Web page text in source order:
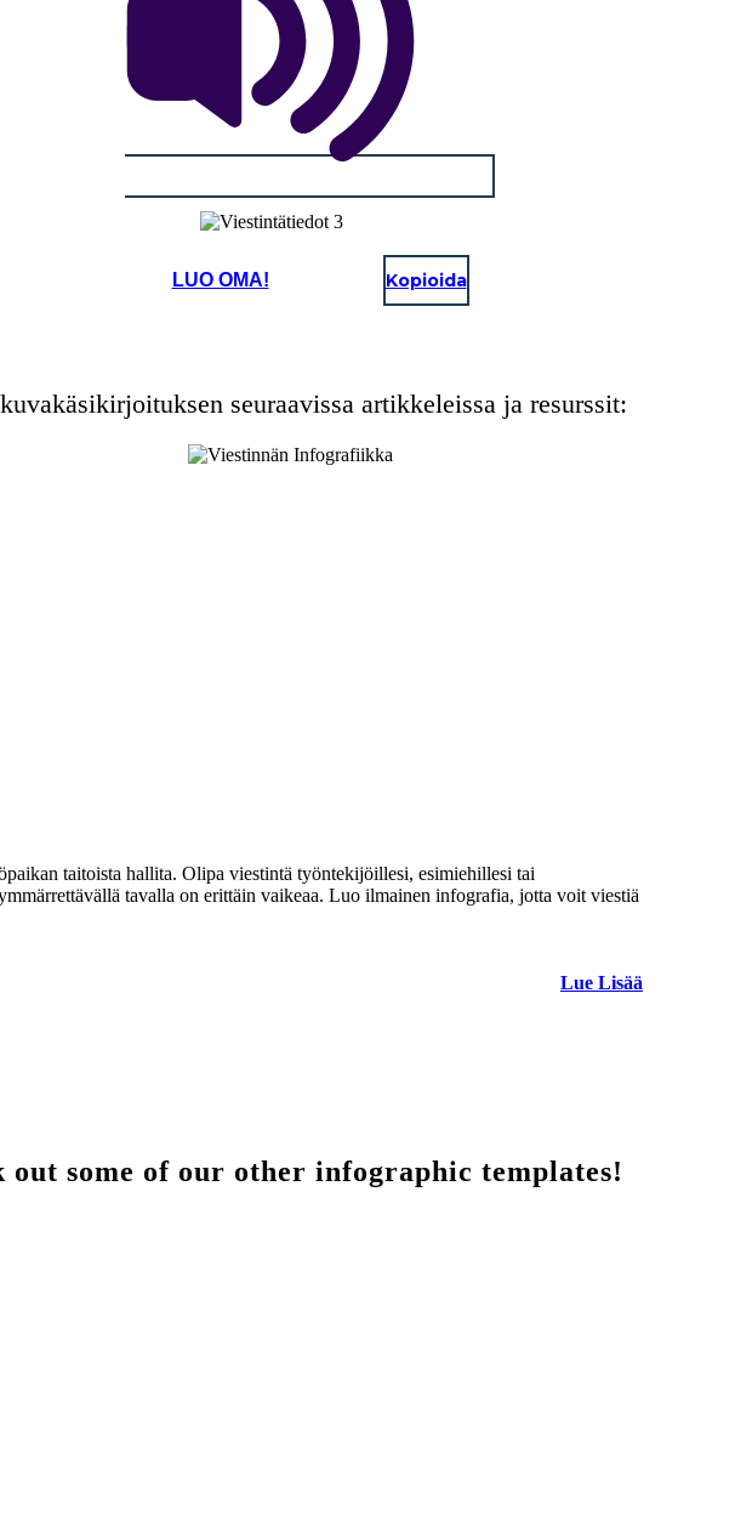
LUO OMA! Kopioida
seuraavissa artikkeleissa ja resurssit:
taitoista hallita. Olipa viestintä työntekijöillesi, esimiehillesi tai
tavalla on erittäin vaikeaa. Luo ilmainen infografia, jotta voit viestiä
Lue Lisää
out some of our other infographic templates!